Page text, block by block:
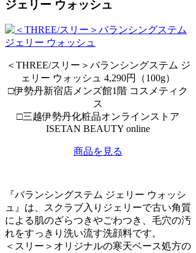
ジェリー ウォッシュ
＜THREE/スリー＞バランシングステム ジ
ェリー ウォッシュ 4,290円（100g）
□伊勢丹新宿店メンズ館1階 コスメティク
ス
□三越伊勢丹化粧品オンラインストア
ISETAN BEAUTY online
商品を見る
『バランシングステム ジェリー ウォッシ
ュ』は、スクラブ入りジェリーで古い角質
による肌のざらつきやごわつき、毛穴の汚
れをすっきり洗い流す洗顔料です。
＜スリー＞オリジナルの寒天ベース処方の